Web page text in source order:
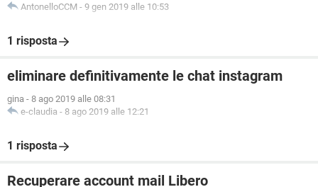
AntonelloCCM - 9 gen 2019 alle 10:53
1 risposta
eliminare definitivamente le chat instagram
gina - 8 ago 2019 alle 08:31
e-claudia - 8 ago 2019 alle 12:21
1 risposta
Recuperare account mail Libero